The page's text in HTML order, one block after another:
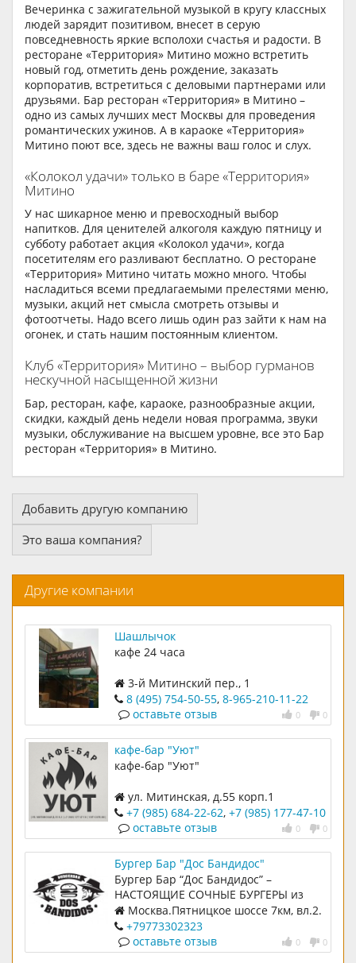
Вечеринка с зажигательной музыкой в кругу классных
людей зарядит позитивом, внесет в серую
повседневность яркие всполохи счастья и радости. В
ресторане «Территория» Митино можно встретить
новый год, отметить день рождение, заказать
корпоратив, встретиться с деловыми партнерами или
друзьями. Бар ресторан «Территория» в Митино –
одно из самых лучших мест Москвы для проведения
романтических ужинов. А в караоке «Территория»
Митино поют все, здесь не важны ваш голос и слух.
«Колокол удачи» только в баре «Территория»
Митино
У нас шикарное меню и превосходный выбор
напитков. Для ценителей алкоголя каждую пятницу и
субботу работает акция «Колокол удачи», когда
посетителям его разливают бесплатно. О ресторане
«Территория» Митино читать можно много. Чтобы
насладиться всеми предлагаемыми прелестями меню,
музыки, акций нет смысла смотреть отзывы и
фотоотчеты. Надо всего лишь один раз зайти к нам на
огонек, и стать нашим постоянным клиентом.
Клуб «Территория» Митино – выбор гурманов
нескучной насыщенной жизни
Бар, ресторан, кафе, караоке, разнообразные акции,
скидки, каждый день недели новая программа, звуки
музыки, обслуживание на высшем уровне, все это Бар
ресторан «Территория» в Митино.
Добавить другую компанию
Это ваша компания?
Другие компании
Шашлычок
кафе 24 часа
3-й Митинский пер., 1
8 (495) 754-50-55, 8-965-210-11-22
0 0
оставьте отзыв
кафе-бар "Уют"
кафе-бар "Уют"
ул. Митинская, д.55 корп.1
+7 (985) 684-22-62, +7 (985) 177-47-10
0 0
оставьте отзыв
Бургер Бар "Дос Бандидос"
Бургер Бар “Дос Бандидос” –
НАСТОЯЩИЕ СОЧНЫЕ БУРГЕРЫ из
МРАМОРНОЙ ГОВЯДИНЫ на вынос и
на доставку
Москва.Пятницкое шоссе 7км, вл.2.
ТП ОТРАДА
+79773302323
0 0
оставьте отзыв